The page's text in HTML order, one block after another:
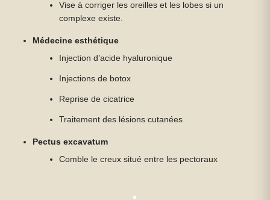
Vise à corriger les oreilles et les lobes si un
complexe existe.
Médecine esthétique
Injection d’acide hyaluronique
Injections de botox
Reprise de cicatrice
Traitement des lésions cutanées
Pectus excavatum
Comble le creux situé entre les pectoraux